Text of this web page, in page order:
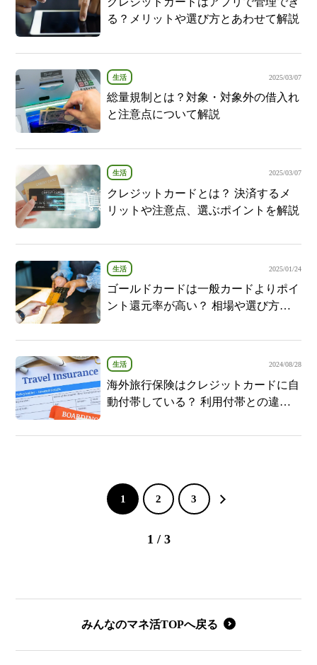
る？メリットや選び方とあわせて解説
生活 2025/03/07
総量規制とは？対象・対象外の借入れ
と注意点について解説
生活 2025/03/07
クレジットカードとは？ 決済するメ
リットや注意点、選ぶポイントを解説
生活 2025/01/24
ゴールドカードは一般カードよりポイ
ント還元率が高い？ 相場や選び方を
生活 2024/08/28
海外旅行保険はクレジットカードに自
動付帯している？ 利用付帯との違い
1 2 3
1 / 3
みんなのマネ活TOPへ戻る